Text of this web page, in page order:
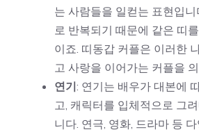
는 사람들을 일컫는 표현입
로 반복되기 때문에 같은 띠
이죠. 띠동갑 커플은 이러한
고 사랑을 이어가는 커플을
연기: 연기는 배우가 대본에
고, 캐릭터를 입체적으로 그
니다. 연극, 영화, 드라마 등